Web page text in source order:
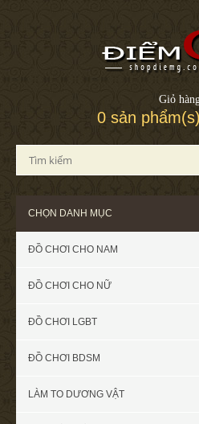
Giỏ
0 sản
CHỌN DANH MỤC
ĐỒ CHƠI CHO NAM
ĐỒ CHƠI CHO NỮ
ĐỒ CHƠI LGBT
ĐỒ CHƠI BDSM
LÀM TO DƯƠNG VẬT